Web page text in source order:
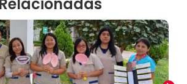
(3)
Artístico y Deportivo (28)